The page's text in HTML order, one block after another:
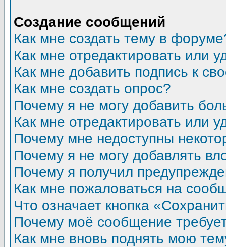
Создание сообщений
Как мне создать тему в
Как мне отредактировать или
Как мне добавить подпись к
Как мне создать опрос?
Почему я не могу добавить
Как мне отредактировать или
Почему мне недоступны
Почему я не могу добавлять
Почему я получил
Как мне пожаловаться на
Что означает кнопка
Почему моё сообщение
Как мне вновь поднять мою